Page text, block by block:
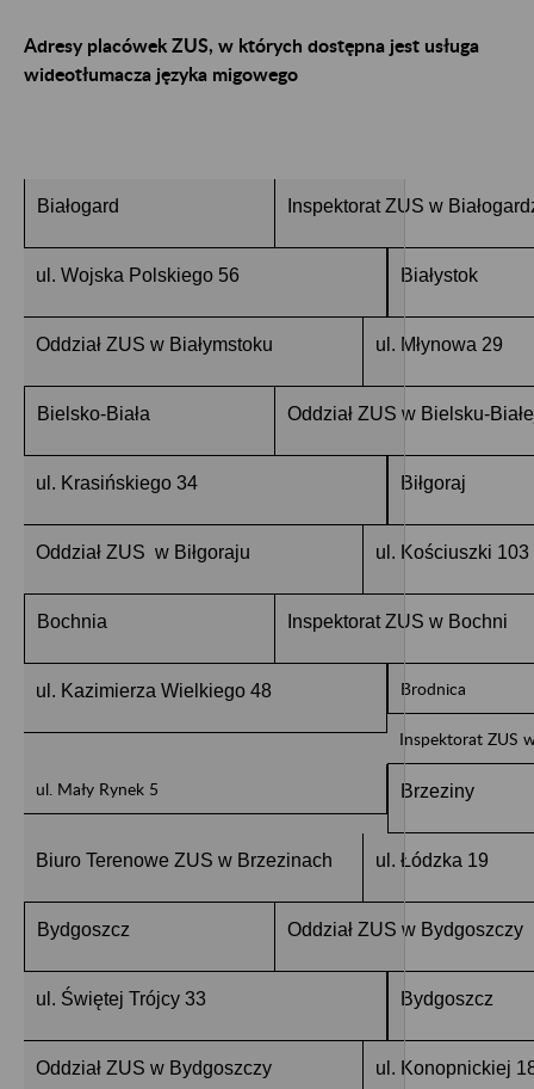
Adresy placówek ZUS, w których dostępna jest usługa
wideotłumacza języka migowego
Białogard Inspektorat ZUS w
ul. Wojska Polskiego 56 Białystok
Oddział ZUS w Białymstoku ul. Młynowa 29
Bielsko-Biała Oddział ZUS w Bielsku-
ul. Krasińskiego 34 Biłgoraj
Oddział ZUS w Biłgoraju ul. Kościuszki 103
Bochnia Inspektorat ZUS w Bochni
ul. Kazimierza Wielkiego 48 Brodnica
Inspektorat ZUS
ul. Mały Rynek 5 Brzeziny
Biuro Terenowe ZUS w Brzezinach ul. Łódzka 19
Bydgoszcz Oddział ZUS w Bydgoszczy
ul. Świętej Trójcy 33 Bydgoszcz
Oddział ZUS w Bydgoszczy ul. Konopnickiej